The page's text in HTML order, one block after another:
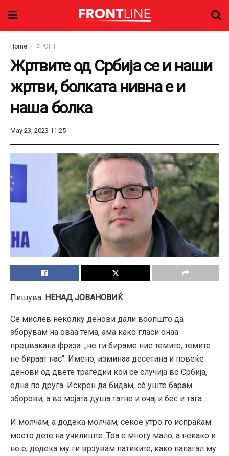
Home ФРОНТ
Жртвите од Србија се и наши
жртви, болката нивна е и
наша болка
May 23, 2023 11:25
Пишува: НЕНАД ЈОВАНОВИЌ
Се мислев неколку денови дали воопшто да
зборувам на оваа тема, ама како гласи онаа
преџвакана фраза: „не ги бираме ние темите, темите
не бираат нас“. Имено, изминаа десетина и повеќе
денови од двете трагедии кои се случија во Србија,
една по друга. Искрен да бидам, сè уште барам
зборови, а во мојата душа татне и очај и бес и тага…
И молчам, а додека молчам, секое утро го испраќам
моето дете на училиште. Тоа е многу мало, а некако и
не е; додека му ги врзувам патиките, како папагал му